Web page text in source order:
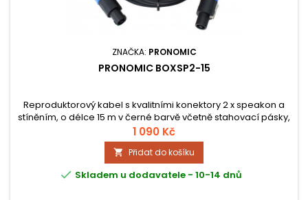
ZNAČKA: PRONOMIC
PRONOMIC BOXSP2-15
Reproduktorový kabel s kvalitními konektory 2 x speakon a
stíněním, o délce 15 m v černé barvě včetně stahovací pásky,
průřez jádra 2x 2,5 mm²
1 090 Kč
 Přidat do košíku
 Skladem u dodavatele - 10-14 dnů